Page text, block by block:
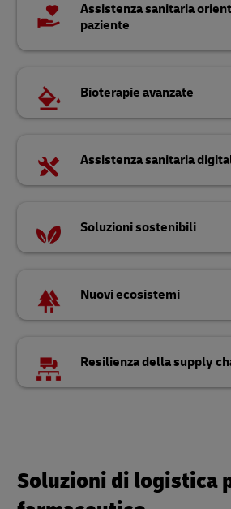
Assistenza sanitaria
paziente
Bioterapie avanzate
Assistenza sanitaria
Soluzioni sostenibili
Nuovi ecosistemi
Resilienza della supply
Soluzioni di logistica